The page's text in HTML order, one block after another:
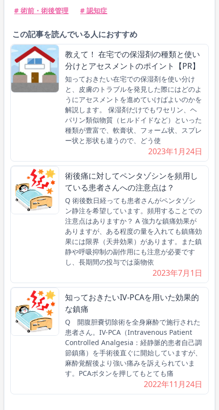
# 術前・術後管理 # 認知症
この記事を読んでいる人におすすめ
教えて！ 在宅での保湿剤の種類と使い
分けとアセスメントのポイント【PR】
知っておきたい在宅での保湿剤を使い分け
と、皮膚のトラブルを発見した際にはどのよ
うにアセスメントを進めていけばよいのかを
解説します。 保湿剤だけでもワセリン、ヘ
パリン類似物質（ヒルドイドなど）といった
種類が豊富で、軟膏状、フォーム状、スプレ
ー状と形状も違うので、どう使
2023年1月24日
術後痛に対してペンタゾシンを頻用し
ている患者さんへの注意点は？
Q 術後数日経っても患者さんがペンタゾシ
ン静注を希望しています。頻用することでの
注意点はありますか？ A 強力な鎮痛効果が
ありますが、ある程度の量を入れても鎮痛効
果には限界（天井効果）があります。また鎮
静や呼吸抑制の副作用にも注意が必要です
し、長期間の投与では薬物依
2023年7月1日
知っておきたいIV-PCAを用いた効果的
な鎮痛
Q 開腹胆嚢切除術を全身麻酔で施行された
患者さん。IV-PCA（Intravenous Patient
Controlled Analgesia：経静脈的患者自己調
節鎮痛）を手術後直ぐに開始していますが、
麻酔覚醒後より強い痛みを訴えられていま
す。PCAボタンを押してもとても痛
2022年11月24日